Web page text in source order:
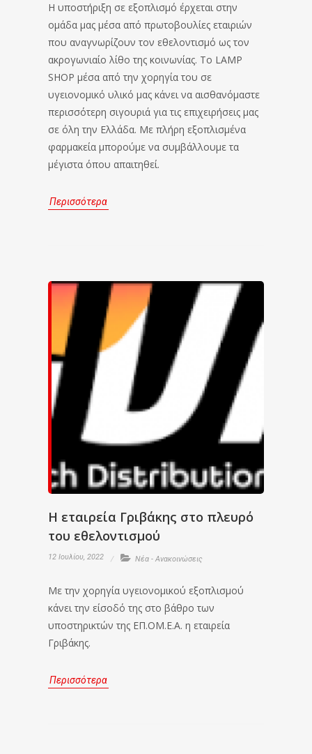
Η υποστήριξη σε εξοπλισμό έρχεται στην
ομάδα μας μέσα από πρωτοβουλίες εταιριών
που αναγνωρίζουν τον εθελοντισμό ως τον
ακρογωνιαίο λίθο της κοινωνίας. Το LAMP
SHOP μέσα από την χορηγία του σε
υγειονομικό υλικό μας κάνει να αισθανόμαστε
περισσότερη σιγουριά για τις επιχειρήσεις μας
σε όλη την Ελλάδα. Με πλήρη εξοπλισμένα
φαρμακεία μπορούμε να συμβάλλουμε τα
μέγιστα όπου απαιτηθεί.
Περισσότερα
Η εταιρεία Γριβάκης στο πλευρό
του εθελοντισμού
12 Ιουλίου, 2022 Νέα - Ανακοινώσεις
Με την χορηγία υγειονομικού εξοπλισμού
κάνει την είσοδό της στο βάθρο των
υποστηρικτών της ΕΠ.ΟΜ.Ε.Α. η εταιρεία
Γριβάκης.
Περισσότερα